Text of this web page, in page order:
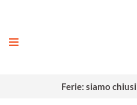
Ferie: siamo